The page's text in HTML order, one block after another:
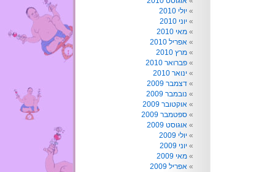
יולי 2010
יוני 2010
מאי 2010
אפריל 2010
מרץ 2010
פברואר 2010
ינואר 2010
דצמבר 2009
נובמבר 2009
אוקטובר 2009
ספטמבר 2009
אוגוסט 2009
יולי 2009
יוני 2009
מאי 2009
אפריל 2009